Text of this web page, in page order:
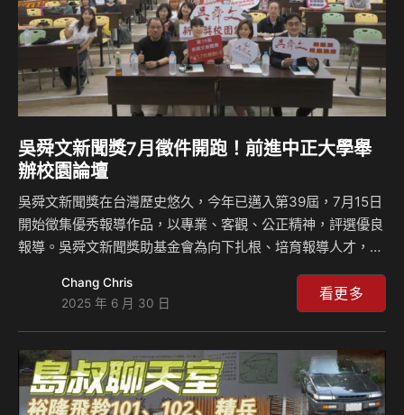
籃球…
吳舜文新聞獎7月徵件開跑！前進中正大學舉
辦校園論壇
吳舜文新聞獎在台灣歷史悠久，今年已邁入第39屆，7月15日
開始徵集優秀報導作品，以專業、客觀、公正精神，評選優良
報導。吳舜文新聞獎助基金會為向下扎根、培育報導人才，
距離交流，邀請歷年得獎者分享作為新聞人的甘苦與使命。
中正大學傳播系系主任管中祥認為，優秀作品的能見度不完全
取決市場，還包含有沒有獎勵機制，鼓勵新聞人產出好的作
品。吳舜文新聞獎正提供這樣的專業獎項制度，支持優質新
聞，讓優秀作品得以流傳久遠、影響社會。 吳舜文新聞獎助
基金會秘書長廖建順提出，在科技日新月異、資訊紛擾的時
Chang Chris
2025 年 6 月 30 日
看更多